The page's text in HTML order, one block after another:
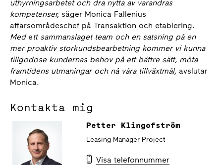
uthyrningsarbetet och dra nytta av varandras
kompetenser, säger Monica Fallenius
affärsområdeschef på Transaktion och etablering.
Medett sammanslaget team och en satsning på en
mer proaktiv storkundsbearbetning kommer vi kunna
tillgodose kundernas behov på ett bättre sätt, möta
framtidens utmaningar och nå våra tillväxtmål, avslutar
Monica.
Kontakta mig
Petter Klingofström
Leasing Manager Project
Visa telefonnummer